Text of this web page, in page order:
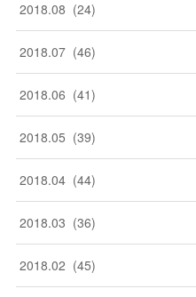
2018.08 (24)
2018.07 (46)
2018.06 (41)
2018.05 (39)
2018.04 (44)
2018.03 (36)
2018.02 (45)